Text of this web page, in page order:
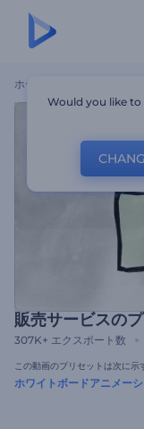
ホーム
販売サービスの
307K+ エクスポート数
この動画のプリセットは次に示
ホワイトボードアニメー
Would you like